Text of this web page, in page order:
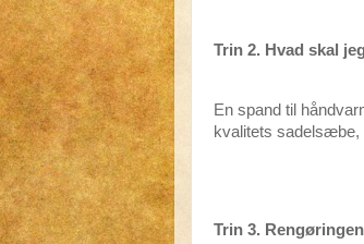
Trin 2. Hvad skal
En spand til
kvalitets sadelsæbe,
Trin 3. Rengøringen